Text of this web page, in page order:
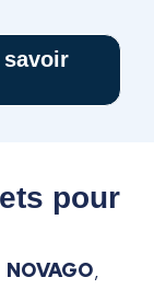
savoir
pour
,